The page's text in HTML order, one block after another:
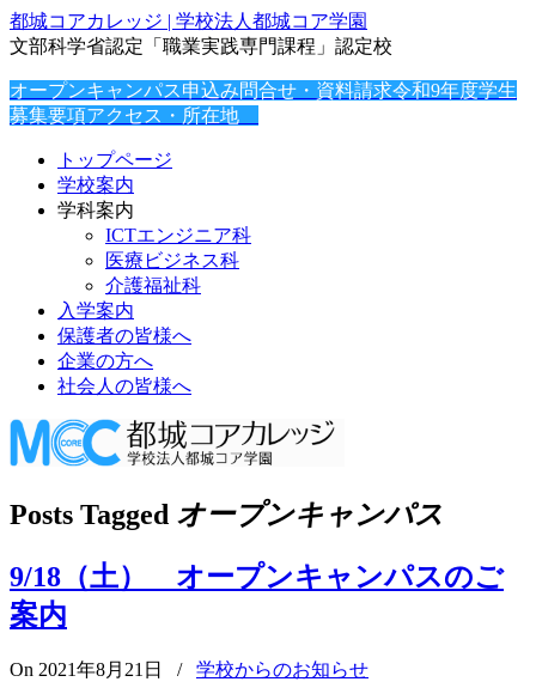
都城コアカレッジ | 学校法人都城コア学園
文部科学省認定「職業実践専門課程」認定校
オープンキャンパス申込み問合せ・資料請求令和9年度学生
募集要項アクセス・所在地
トップページ
学校案内
学科案内
ICTエンジニア科
医療ビジネス科
介護福祉科
入学案内
保護者の皆様へ
企業の方へ
社会人の皆様へ
Posts Tagged オープンキャンパス
9/18（土） オープンキャンパスのご
案内
On 2021年8月21日 / 学校からのお知らせ